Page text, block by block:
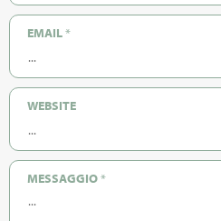
EMAIL*
WEBSITE
MESSAGGIO*